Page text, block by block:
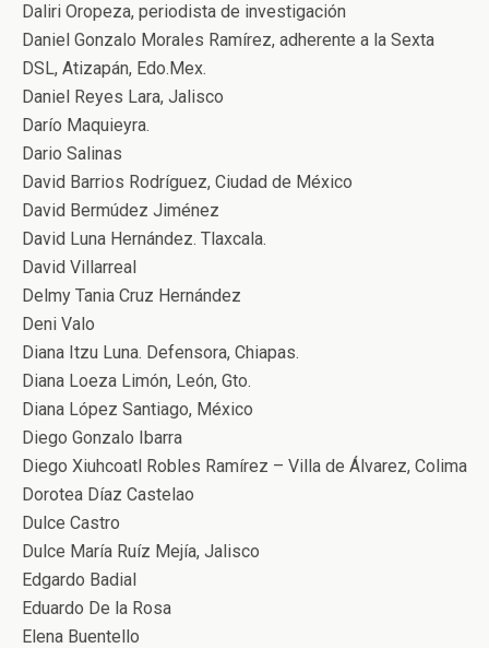
Daliri Oropeza, periodista de investigación
Daniel Gonzalo Morales Ramírez, adherente a la Sexta
DSL, Atizapán, Edo.Mex.
Daniel Reyes Lara, Jalisco
Darío Maquieyra.
Dario Salinas
David Barrios Rodríguez, Ciudad de México
David Bermúdez Jiménez
David Luna Hernández. Tlaxcala.
David Villarreal
Delmy Tania Cruz Hernández
Deni Valo
Diana Itzu Luna. Defensora, Chiapas.
Diana Loeza Limón, León, Gto.
Diana López Santiago, México
Diego Gonzalo Ibarra
Diego Xiuhcoatl Robles Ramírez – Villa de Álvarez, Colima
Dorotea Díaz Castelao
Dulce Castro
Dulce María Ruíz Mejía, Jalisco
Edgardo Badial
Eduardo De la Rosa
Elena Buentello